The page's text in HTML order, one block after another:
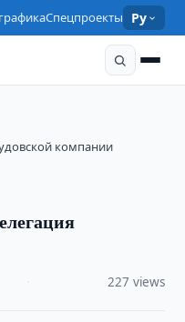
Спецпроекты Ру
компании
227 views